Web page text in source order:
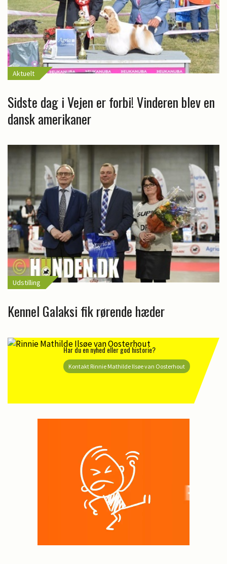
Aktuelt
Sidste dag i Vejen er forbi! Vinderen blev en
dansk amerikaner
Udstilling
Kennel Galaksi fik rørende hæder
Har du en nyhed eller god historie?
Kontakt Rinnie Mathilde Ilsøe van Oosterhout